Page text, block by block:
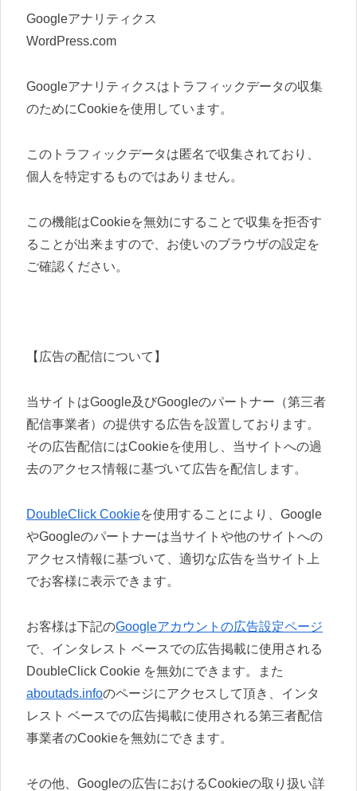
Googleアナリティクス
WordPress.com
Googleアナリティクスはトラフィックデータの収集
のためにCookieを使用しています。
このトラフィックデータは匿名で収集されており、
個人を特定するものではありません。
この機能はCookieを無効にすることで収集を拒否す
ることが出来ますので、お使いのブラウザの設定を
ご確認ください。
【広告の配信について】
当サイトはGoogle及びGoogleのパートナー（第三者
配信事業者）の提供する広告を設置しております。
その広告配信にはCookieを使用し、当サイトへの過
去のアクセス情報に基づいて広告を配信します。
DoubleClick Cookieを使用することにより、Google
やGoogleのパートナーは当サイトや他のサイトへの
アクセス情報に基づいて、適切な広告を当サイト上
でお客様に表示できます。
お客様は下記のGoogleアカウントの広告設定ページ
で、インタレスト ベースでの広告掲載に使用される
DoubleClick Cookie を無効にできます。また
aboutads.infoのページにアクセスして頂き、インタ
レスト ベースでの広告掲載に使用される第三者配信
事業者のCookieを無効にできます。
その他、Googleの広告におけるCookieの取り扱い詳